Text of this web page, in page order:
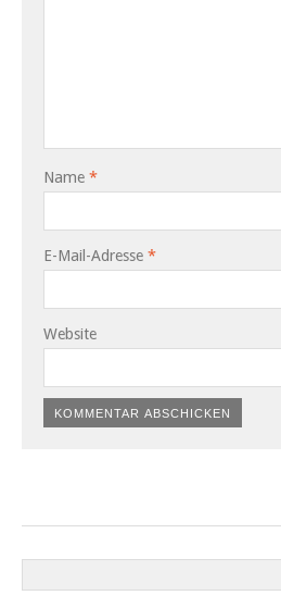
Name *
E-Mail-Adresse *
Website